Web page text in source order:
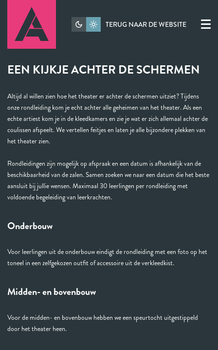
TERUG NAAR DE WEBSITE Menu
EEN KIJKJE ACHTER DE SCHERMEN
Altijd al willen zien hoe het theater er achter de schermen uitziet? Tijdens
onze rondleiding kom je echt achter alle geheimen van het theater. Als een
echte artiest kom je in de kleedkamers en zie je wat er zich allemaal achter de
coulissen afspeelt. We vertellen feitjes en laten je alle bijzondere plekken van
het theater zien.
Rondleidingen zijn mogelijk op afspraak en een datum is afhankelijk van de
beschikbaarheid van de zalen. Samen zoeken we naar een datum die het beste
aansluit bij jullie wensen. Maximaal 30 leerlingen per rondleiding met
voldoende begeleiding van leerkrachten.
Onderbouw
Voor leerlingen uit de onderbouw eindigt de rondleiding met een foto op het
toneel in een zelfgekozen outfit of accessoire uit de verkleedkist.
Midden- en bovenbouw
Voor de midden- en bovenbouw hebben we een speurtocht uitgestippeld
door het theater heen.